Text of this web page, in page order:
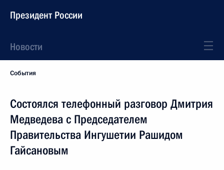
Президент России
Новости
События
Состоялся телефонный разговор Дмитрия
Медведева с Председателем
Правительства Ингушетии Рашидом
Гайсановым